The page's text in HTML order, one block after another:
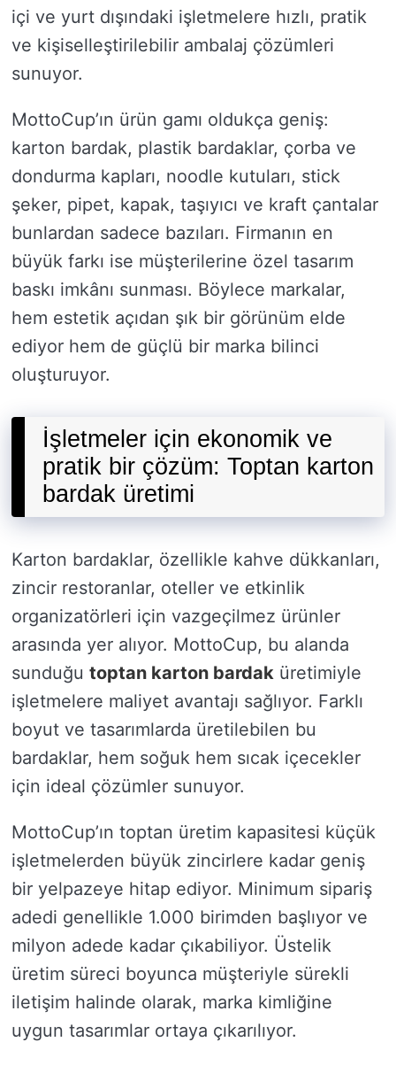
içi ve yurt dışındaki işletmelere hızlı, pratik
ve kişiselleştirilebilir ambalaj çözümleri
sunuyor.
MottoCup’ın ürün gamı oldukça geniş:
karton bardak, plastik bardaklar, çorba ve
dondurma kapları, noodle kutuları, stick
şeker, pipet, kapak, taşıyıcı ve kraft çantalar
bunlardan sadece bazıları. Firmanın en
büyük farkı ise müşterilerine özel tasarım
baskı imkânı sunması. Böylece markalar,
hem estetik açıdan şık bir görünüm elde
ediyor hem de güçlü bir marka bilinci
oluşturuyor.
İşletmeler için ekonomik ve
pratik bir çözüm: Toptan karton
bardak üretimi
Karton bardaklar, özellikle kahve dükkanları,
zincir restoranlar, oteller ve etkinlik
organizatörleri için vazgeçilmez ürünler
arasında yer alıyor. MottoCup, bu alanda
sunduğu toptan karton bardak üretimiyle
işletmelere maliyet avantajı sağlıyor. Farklı
boyut ve tasarımlarda üretilebilen bu
bardaklar, hem soğuk hem sıcak içecekler
için ideal çözümler sunuyor.
MottoCup’ın toptan üretim kapasitesi küçük
işletmelerden büyük zincirlere kadar geniş
bir yelpazeye hitap ediyor. Minimum sipariş
adedi genellikle 1.000 birimden başlıyor ve
milyon adede kadar çıkabiliyor. Üstelik
üretim süreci boyunca müşteriyle sürekli
iletişim halinde olarak, marka kimliğine
uygun tasarımlar ortaya çıkarılıyor.